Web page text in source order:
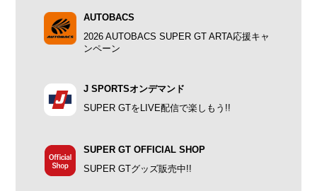
AUTOBACS
2026 AUTOBACS SUPER GT ARTA応援キャ
ンペーン
J SPORTSオンデマンド
SUPER GTをLIVE配信で楽しもう!!
SUPER GT OFFICIAL SHOP
SUPER GTグッズ販売中!!